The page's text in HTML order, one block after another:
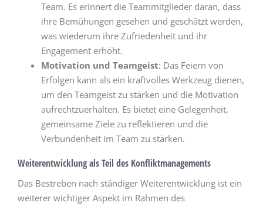
Team. Es erinnert die Teammitglieder daran, dass
ihre Bemühungen gesehen und geschätzt werden,
was wiederum ihre Zufriedenheit und ihr
Engagement erhöht.
Motivation und Teamgeist: Das Feiern von
Erfolgen kann als ein kraftvolles Werkzeug dienen,
um den Teamgeist zu stärken und die Motivation
aufrechtzuerhalten. Es bietet eine Gelegenheit,
gemeinsame Ziele zu reflektieren und die
Verbundenheit im Team zu stärken.
Weiterentwicklung als Teil des Konfliktmanagements
Das Bestreben nach ständiger Weiterentwicklung ist ein
weiterer wichtiger Aspekt im Rahmen des